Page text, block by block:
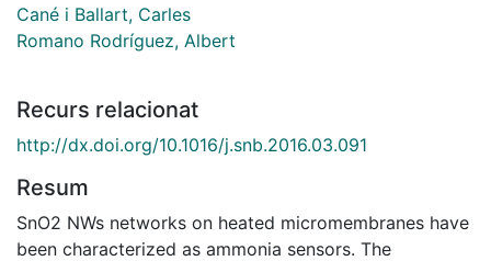
Cané i Ballart, Carles
Romano Rodríguez, Albert
Recurs relacionat
http://dx.doi.org/10.1016/j.snb.2016.03.091
Resum
SnO2 NWs networks on heated micromembranes have
been characterized as ammonia sensors. The